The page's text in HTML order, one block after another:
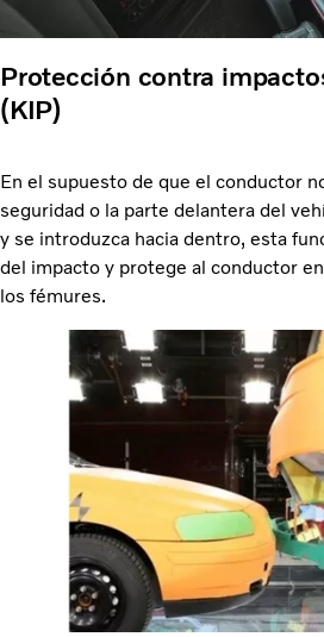
Protección contra
(KIP)
En el supuesto de que el conductor
seguridad o la parte delantera del
y se introduzca hacia dentro, esta
del impacto y protege al conductor
los fémures.